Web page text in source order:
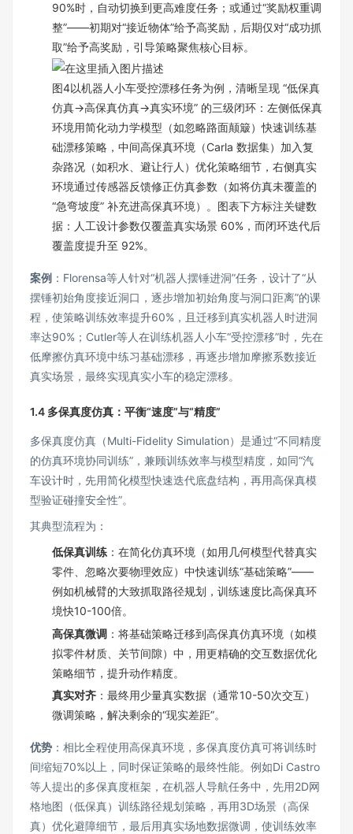
90%时，自动切换到更高难度任务；或通过“奖励权重调
整”——初期对“接近物体”给予高奖励，后期仅对“成功抓
取”给予高奖励，引导策略聚焦核心目标。
图4以机器人小车受控漂移任务为例，清晰呈现 “低保真
仿真→高保真仿真→真实环境” 的三级闭环：左侧低保真
环境用简化动力学模型（如忽略路面颠簸）快速训练基
础漂移策略，中间高保真环境（Carla 数据集）加入复
杂路况（如积水、避让行人）优化策略细节，右侧真实
环境通过传感器反馈修正仿真参数（如将仿真未覆盖的
“急弯坡度” 补充进高保真环境）。图表下方标注关键数
据：人工设计参数仅覆盖真实场景 60%，而闭环迭代后
覆盖度提升至 92%。
案例 ：Florensa等人针对“机器人摆锤进洞”任务，设计了“从
摆锤初始角度接近洞口，逐步增加初始角度与洞口距离”的课
程，使策略训练效率提升60%，且迁移到真实机器人时进洞
率达90%；Cutler等人在训练机器人小车“受控漂移”时，先在
低摩擦仿真环境中练习基础漂移，再逐步增加摩擦系数接近
真实场景，最终实现真实小车的稳定漂移。
1.4 多保真度仿真：平衡“速度”与“精度”
多保真度仿真（Multi-Fidelity Simulation）是通过“不同精度
的仿真环境协同训练”，兼顾训练效率与模型精度，如同“汽
车设计时，先用简化模型快速迭代底盘结构，再用高保真模
型验证碰撞安全性”。
其典型流程为：
低保真训练 ：在简化仿真环境（如用几何模型代替真实
零件、忽略次要物理效应）中快速训练“基础策略”——
例如机械臂的大致抓取路径规划，训练速度比高保真环
境快10-100倍。
高保真微调 ：将基础策略迁移到高保真仿真环境（如模
拟零件材质、关节间隙）中，用更精确的交互数据优化
策略细节，提升动作精度。
真实对齐 ：最终用少量真实数据（通常10-50次交互）
微调策略，解决剩余的“现实差距”。
优势 ：相比全程使用高保真环境，多保真度仿真可将训练时
间缩短70%以上，同时保证策略的最终性能。例如Di Castro
等人提出的多保真度框架，在机器人导航任务中，先用2D网
格地图（低保真）训练路径规划策略，再用3D场景（高保
真）优化避障细节，最后用真实场地数据微调，使训练效率